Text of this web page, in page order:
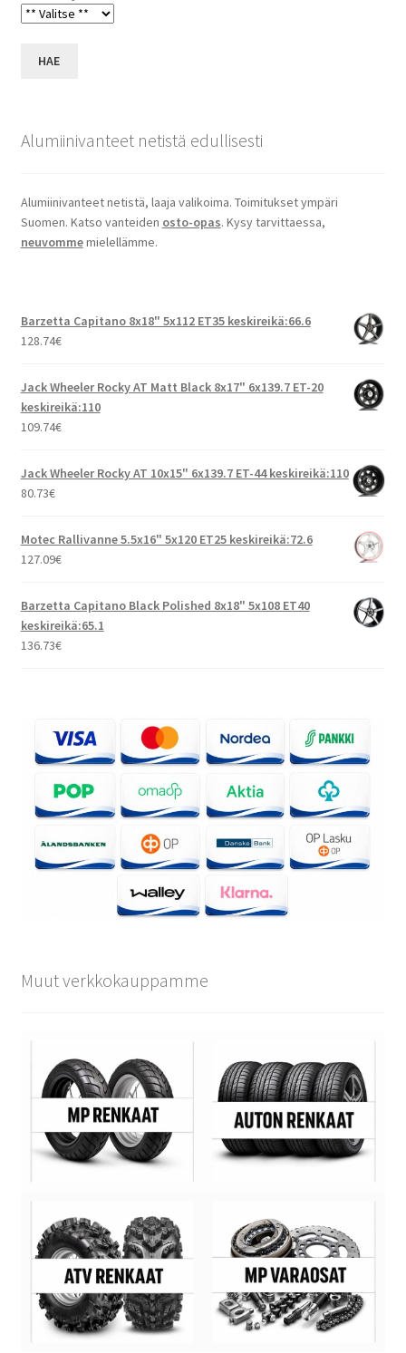
HAE
Alumiinivanteet netistä edullisesti
Alumiinivanteet netistä, laaja valikoima. Toimitukset ympäri
Suomen. Katso vanteiden osto-opas. Kysy tarvittaessa,
neuvommemielellämme.
Barzetta Capitano 8x18" 5x112 ET35 keskireikä:66.6
128.74€
Jack Wheeler Rocky AT Matt Black 8x17" 6x139.7 ET-20
keskireikä:110
109.74€
Jack Wheeler Rocky AT 10x15" 6x139.7 ET-44 keskireikä:110
80.73€
Motec Rallivanne 5.5x16" 5x120 ET25 keskireikä:72.6
127.09€
Barzetta Capitano Black Polished 8x18" 5x108 ET40
keskireikä:65.1
136.73€
Muut verkkokauppamme